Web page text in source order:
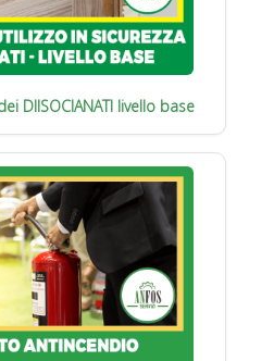
DIISOCIANATI livello base